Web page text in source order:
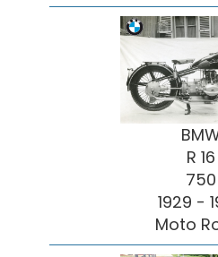
R 16
750
1929 -
Moto